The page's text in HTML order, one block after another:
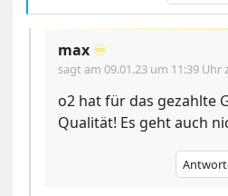
max ♾️
sagt am09.01.23 um 11:39 Uhr
o2 hat für das gezahlte
Qualität! Es geht auch